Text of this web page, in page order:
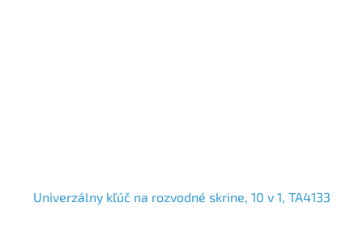
Univerzálny kľúč na rozvodné skrine, 10 v 1, TA4133